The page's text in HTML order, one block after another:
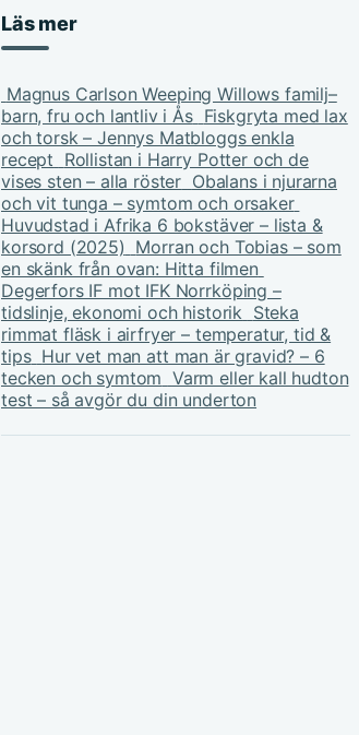
Läs mer
Magnus Carlson Weeping Willows familj–
barn, fru och lantliv i Ås Fiskgryta med lax
och torsk – Jennys Matbloggs enkla
recept Rollistan i Harry Potter och de
vises sten – alla röster Obalans i njurarna
och vit tunga – symtom och orsaker
Huvudstad i Afrika 6 bokstäver – lista &
korsord (2025) Morran och Tobias – som
en skänk från ovan: Hitta filmen
Degerfors IF mot IFK Norrköping –
tidslinje, ekonomi och historik Steka
rimmat fläsk i airfryer – temperatur, tid &
tips Hur vet man att man är gravid? – 6
tecken och symtom Varm eller kall hudton
test – så avgör du din underton